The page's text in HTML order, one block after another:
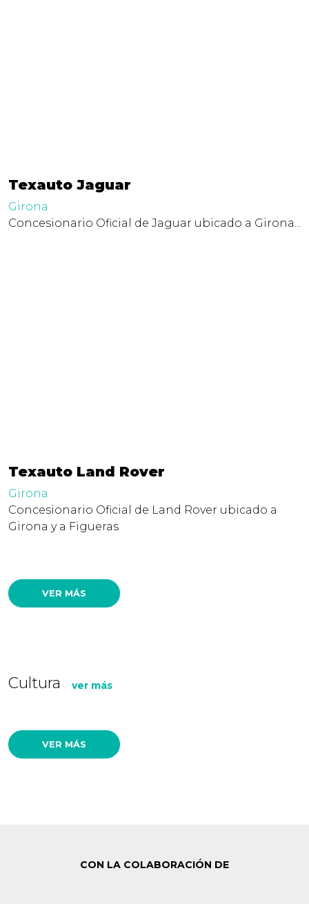
Texauto Jaguar
Girona
Concesionario Oficial de Jaguar ubicado a Girona...
Texauto Land Rover
Girona
Concesionario Oficial de Land Rover ubicado a
Girona y a Figueras
VER MÁS
Cultura ver más
VER MÁS
CON LA COLABORACIÓN DE